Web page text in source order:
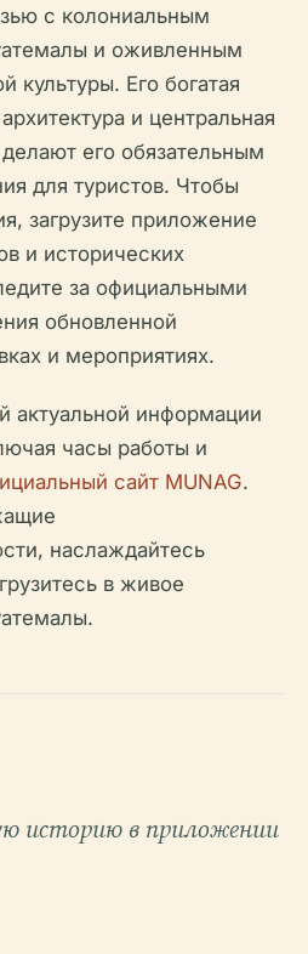
с колониальным
и оживленным
культуры. Его богатая
и центральная
его обязательным
для туристов. Чтобы
загрузите приложение
и исторических
за официальными
обновленной
и мероприятиях.
актуальной информации
часы работы и
сайт MUNAG.
наслаждайтесь
в живое
историю в приложении